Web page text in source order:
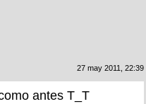
27 may 2011, 22:39
antes T_T